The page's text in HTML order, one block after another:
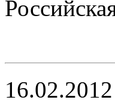
16.02.2012